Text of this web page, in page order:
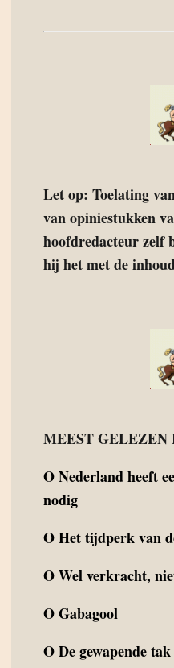
Let op: Toelating
van opiniestukken
hoofdredacteur zelf
hij het met de
MEEST
ONederland heeft
nodig
OHet tijdperk van
OWel verkracht,
OGabagool
ODe gewapende